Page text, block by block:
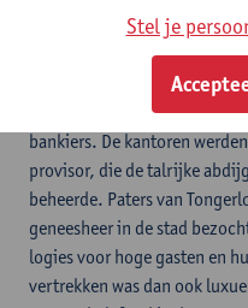
Het refugehuis lijkt vooral te
pied-à-terre voor de abt. Als
abdijen van het land was hij
regelmatig naar Antwerpen
bankiers. De kantoren
provisor, die de talrijke
beheerde. Paters van
geneesheer in de stad
logies voor hoge gasten en
vertrekken was dan ook
Stel je